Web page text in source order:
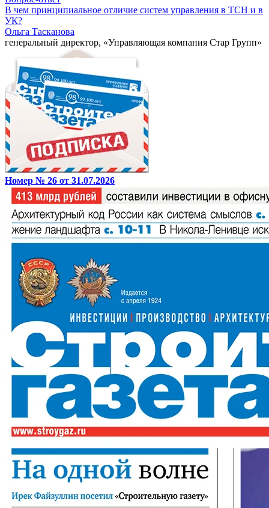
В чем принципиальное отличие систем управления в ТСН и в
УК?
Ольга Тасканова
генеральный директор, «Управляющая компания Стар Групп»
Номер № 26 от 31.07.2026